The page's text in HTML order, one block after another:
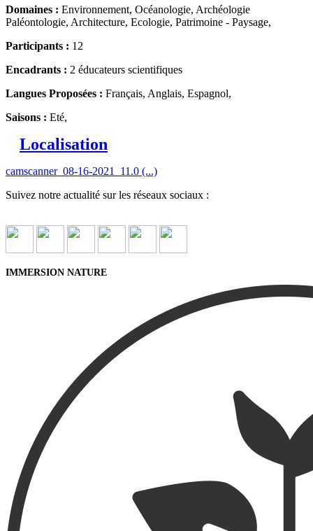
Domaines : Environnement, Océanologie, Archéologie
Paléontologie, Architecture, Ecologie, Patrimoine - Paysage,
Participants : 12
Encadrants : 2 éducateurs scientifiques
Langues Proposées : Français, Anglais, Espagnol,
Saisons : Eté,
Localisation
camscanner_08-16-2021_11.0 (...)
Suivez notre actualité sur les réseaux sociaux :
IMMERSION NATURE